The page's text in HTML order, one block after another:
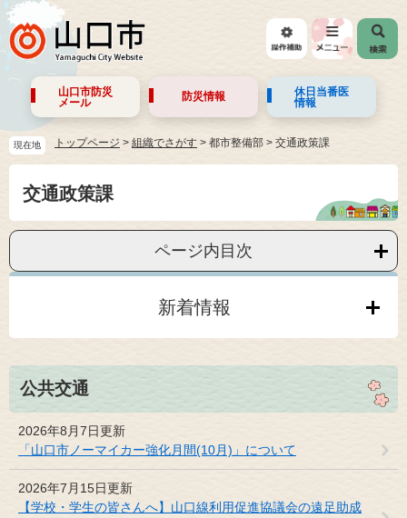
山口市防災
メール
防災情報
休日当番医
情報
現在地 トップページ > 組織でさがす > 都市整備部 > 交通政策課
交通政策課
ページ内目次
新着情報
公共交通
2026年8月7日更新
「山口市ノーマイカー強化月間(10月)」について
2026年7月15日更新
【学校・学生の皆さんへ】山口線利用促進協議会の遠足助成